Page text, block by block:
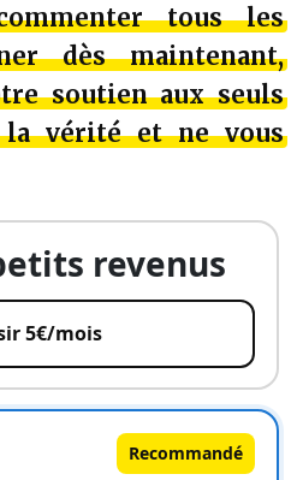
tous les
dès maintenant,
soutien aux seuls
vérité et ne vous
revenus
5€/mois
Recommandé